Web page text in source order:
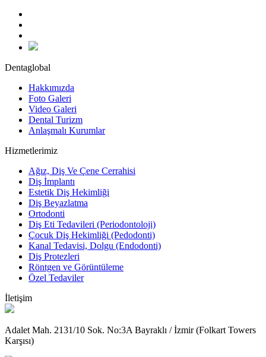
Dentaglobal
Hakkımızda
Foto Galeri
Video Galeri
Dental Turizm
Anlaşmalı Kurumlar
Hizmetlerimiz
Ağız, Diş Ve Çene Cerrahisi
Diş İmplantı
Estetik Diş Hekimliği
Diş Beyazlatma
Ortodonti
Diş Eti Tedavileri (Periodontoloji)
Çocuk Diş Hekimliği (Pedodonti)
Kanal Tedavisi, Dolgu (Endodonti)
Diş Protezleri
Röntgen ve Görüntüleme
Özel Tedaviler
İletişim
Adalet Mah. 2131/10 Sok. No:3A Bayraklı / İzmir (Folkart Towers
Karşısı)